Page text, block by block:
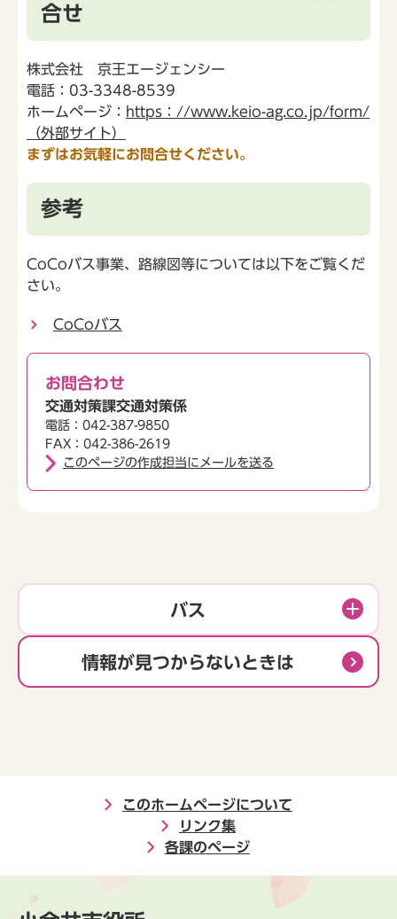
合せ
株式会社 京王エージェンシー
電話：03-3348-8539
ホームページ： https：//www.keio-ag.co.jp/form/
（外部サイト）
まずはお気軽にお問合せください。
参考
CoCoバス事業、路線図等については以下をご覧くだ
さい。
CoCoバス
お問合わせ
交通対策課交通対策係
電話：042-387-9850
FAX：042-386-2619
このページの作成担当にメールを送る
バス
情報が見つからないときは
このホームページについて
リンク集
各課のページ